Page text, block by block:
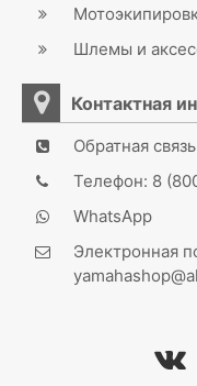
Шлемы и
Контактная
Обратная связь
Телефон: 8
WhatsApp
Электронная